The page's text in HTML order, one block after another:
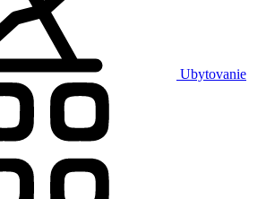
Ubytovanie